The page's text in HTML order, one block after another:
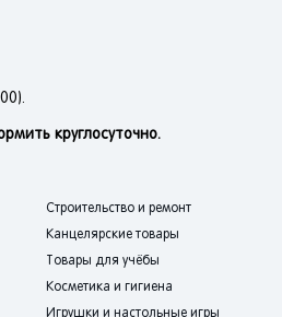
круглосуточно.
Строительство и ремонт
Канцелярские товары
Товары для учёбы
Косметика и гигиена
Игрушки и настольные игры